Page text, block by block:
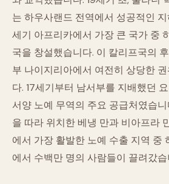
는 하우사랜드 전역에서 성공적인 지
세기 아프리카에서 가장 큰 국가 중
국을 창설했습니다. 이 칼리프국의
부 나이지리아에서 여전히 상당한 권
다. 17세기부터 남서부를 지배했던
서양 노예 무역의 주요 공급처였습니
을 따라 위치한 베냉 만과 비아프라
에서 가장 활발한 노예 수출 지역 중
에서 수백만 명의 사람들이 끌려갔습